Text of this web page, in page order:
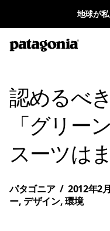
地球が
認めるべ
「グリー
スーツは
パタゴニア / 2012年2
ー,デザイン,環境